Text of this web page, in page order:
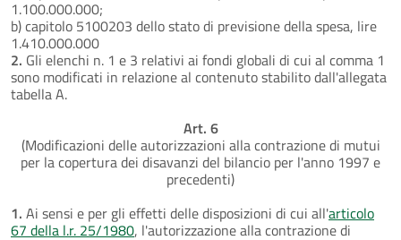
1.100.000.000;
b) capitolo 5100203 dello stato di previsione della spesa, lire
1.410.000.000
2. Gli elenchi n. 1 e 3 relativi ai fondi globali di cui al comma 1
sono modificati in relazione al contenuto stabilito dall'allegata
tabella A.
Art. 6
(Modificazioni delle autorizzazioni alla contrazione di mutui
per la copertura dei disavanzi del bilancio per l'anno 1997 e
precedenti)
1. Ai sensi e per gli effetti delle disposizioni di cui all'articolo
67 della l.r. 25/1980, l'autorizzazione alla contrazione di